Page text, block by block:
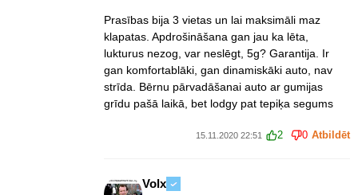
Prasības bija 3 vietas un lai maksimāli maz
klapatas. Apdrošināšana gan jau ka lēta,
lukturus nezog, var neslēgt, 5g? Garantija. Ir
gan komfortablāki, gan dinamiskāki auto, nav
strīda. Bērnu pārvadāšanai auto ar gumijas
grīdu pašā laikā, bet lodgy pat tepiķa segums
15.11.2020 22:51 2 0 Atbildēt
Volx